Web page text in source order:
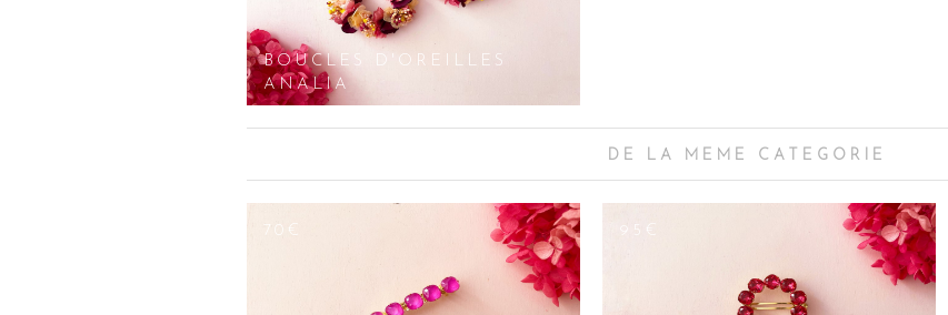
coiffage convenable pour les femmes, afin de finaliser vos looks de glamour à la perfection.
BOUCLES D'OREILLES
ANALIA
DE LA MEME CATEGORIE
70€ 95€